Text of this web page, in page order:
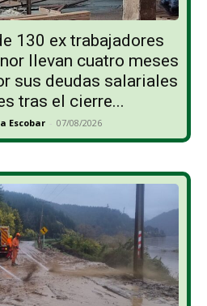
130 ex trabajadores
llevan cuatro meses
sus deudas salariales
tras el cierre...
Escobar - 07/08/2026